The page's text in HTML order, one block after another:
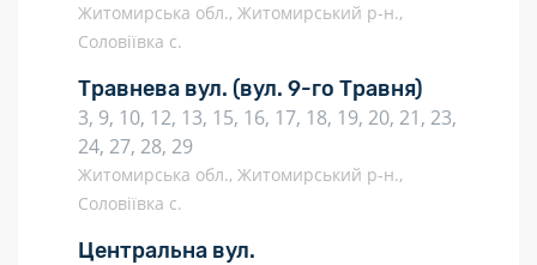
Житомирська обл., Житомирський р-н.,
Соловіївка с.
Травнева вул. (вул. 9-го Травня)
3, 9, 10, 12, 13, 15, 16, 17, 18, 19, 20, 21, 23,
24, 27, 28, 29
Житомирська обл., Житомирський р-н.,
Соловіївка с.
Центральна вул.